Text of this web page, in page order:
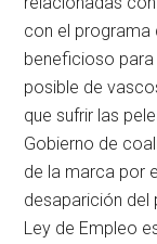
con el programa
beneficioso
posible de
que sufrir las
Gobierno de
de la marca por
desaparición
Ley de Empleo